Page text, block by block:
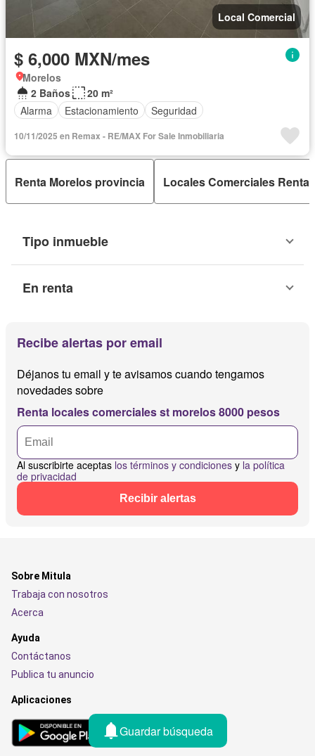
Local Comercial
$ 6,000 MXN/mes
Morelos
2 Baños
20 m²
Alarma
Estacionamiento Seguridad
10/11/2025 en Remax - RE/MAX For Sale Inmobiliaria
Renta Morelos provincia Locales Comerciales
Tipo inmueble
En renta
Recibe alertas por email
Déjanos tu email y te avisamos cuando tengamos
novedades sobre
Renta locales comerciales st morelos 8000 pesos
Al suscribirte aceptas los términos y condiciones y la política
de privacidad
Recibir alertas
Guardar búsqueda
Sobre Mitula
Trabaja con nosotros
Acerca
Ayuda
Contáctanos
Publica tu anuncio
Aplicaciones